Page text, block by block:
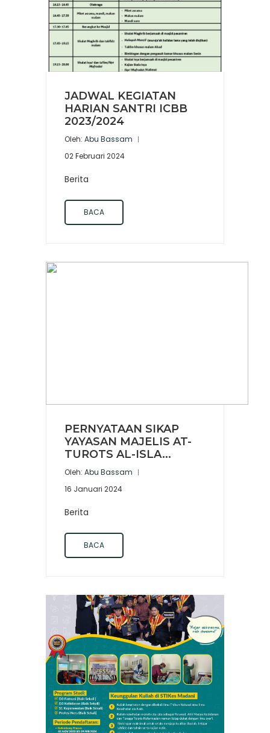
JADWAL KEGIATAN
HARIAN SANTRI ICBB
2023/2024
Oleh: Abu Bassam
02 Februari 2024
Berita
BACA
PERNYATAAN SIKAP
YAYASAN MAJELIS AT-
TUROTS AL-ISLA...
Oleh: Abu Bassam
16 Januari 2024
Berita
BACA